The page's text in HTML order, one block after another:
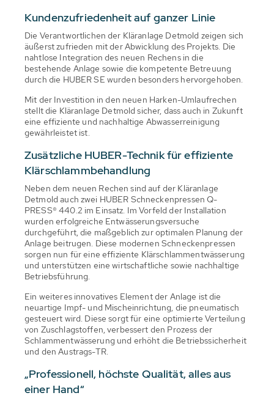
Kundenzufriedenheit auf ganzer Linie
Die Verantwortlichen der Kläranlage Detmold zeigen sich
äußerst zufrieden mit der Abwicklung des Projekts. Die
nahtlose Integration des neuen Rechens in die
bestehende Anlage sowie die kompetente Betreuung
durch die HUBER SE wurden besonders hervorgehoben.
Mit der Investition in den neuen Harken-Umlaufrechen
stellt die Kläranlage Detmold sicher, dass auch in Zukunft
eine effiziente und nachhaltige Abwasserreinigung
gewährleistet ist.
Zusätzliche HUBER-Technik für effiziente
Klärschlammbehandlung
Neben dem neuen Rechen sind auf der Kläranlage
Detmold auch zwei HUBER Schneckenpressen Q-
PRESS® 440.2 im Einsatz. Im Vorfeld der Installation
wurden erfolgreiche Entwässerungsversuche
durchgeführt, die maßgeblich zur optimalen Planung der
Anlage beitrugen. Diese modernen Schneckenpressen
sorgen nun für eine effiziente Klärschlammentwässerung
und unterstützen eine wirtschaftliche sowie nachhaltige
Betriebsführung.
Ein weiteres innovatives Element der Anlage ist die
neuartige Impf- und Mischeinrichtung, die pneumatisch
gesteuert wird. Diese sorgt für eine optimierte Verteilung
von Zuschlagstoffen, verbessert den Prozess der
Schlammentwässerung und erhöht die Betriebssicherheit
und den Austrags-TR.
„Professionell, höchste Qualität, alles aus
einer Hand“